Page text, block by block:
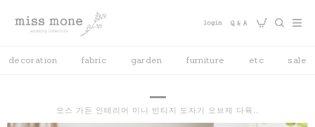
decoration fabric garden furniture etc sale
모스 가든 인테리어 미니 빈티지 도자기 오브제 다육..